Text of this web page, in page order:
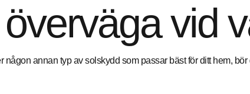
vid
annan typ av solskydd som passar bäst för ditt hem,